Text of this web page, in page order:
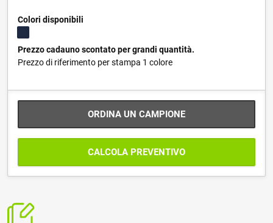
Colori disponibili
Prezzo cadauno scontato per grandi quantità.
Prezzo di riferimento per stampa 1 colore
ORDINA UN CAMPIONE
CALCOLA PREVENTIVO